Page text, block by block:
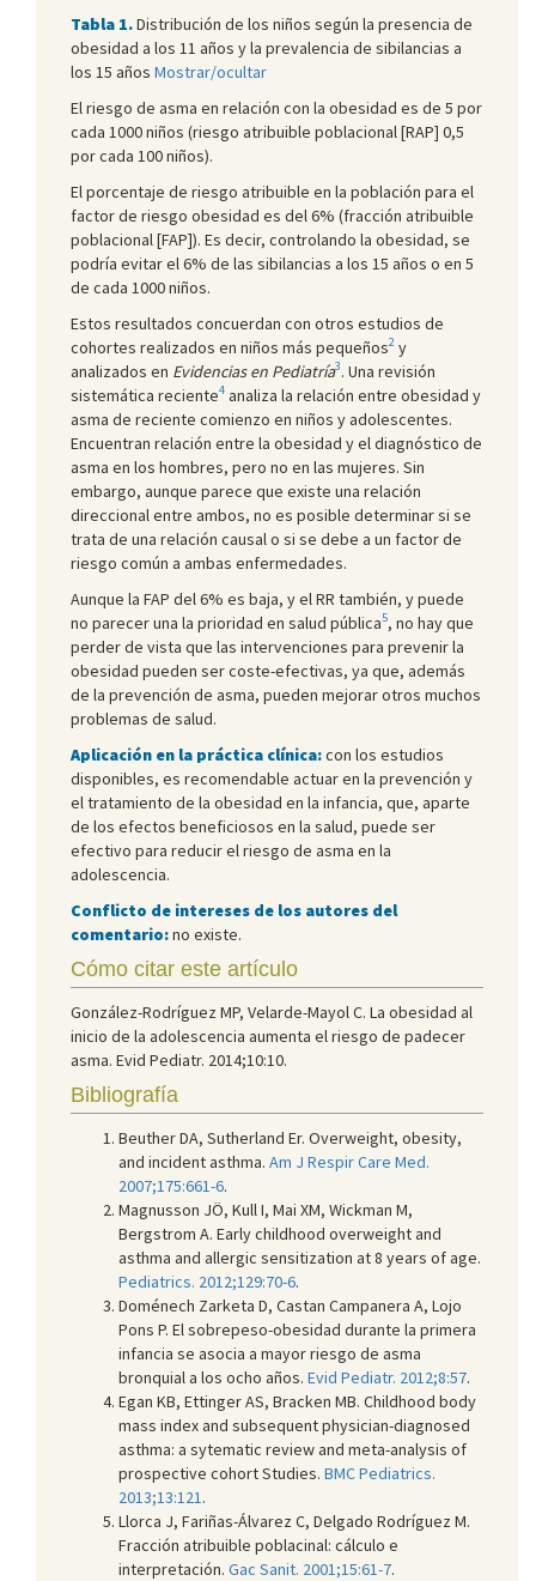
Tabla 1.Distribución de los niños según la presencia de
obesidad a los 11 años y la prevalencia de sibilancias a
los 15 años Mostrar/ocultar
El riesgo de asma en relación con la obesidad es de 5 por
cada 1000 niños (riesgo atribuible poblacional [RAP] 0,5
por cada 100 niños).
El porcentaje de riesgo atribuible en la población para el
factor de riesgo obesidad es del 6% (fracción atribuible
poblacional [FAP]). Es decir, controlando la obesidad, se
podría evitar el 6% de las sibilancias a los 15 años o en 5
de cada 1000 niños.
Estos resultados concuerdan con otros estudios de
cohortes realizados en niños más pequeños2 y
analizados en Evidencias en Pediatría3. Una revisión
sistemática reciente4 analiza la relación entre obesidad y
asma de reciente comienzo en niños y adolescentes.
Encuentran relación entre la obesidad y el diagnóstico de
asma en los hombres, pero no en las mujeres. Sin
embargo, aunque parece que existe una relación
direccional entre ambos, no es posible determinar si se
trata de una relación causal o si se debe a un factor de
riesgo común a ambas enfermedades.
Aunque la FAP del 6% es baja, y el RR también, y puede
no parecer una la prioridad en salud pública5, no hay que
perder de vista que las intervenciones para prevenir la
obesidad pueden ser coste-efectivas, ya que, además
de la prevención de asma, pueden mejorar otros muchos
problemas de salud.
Aplicación en la práctica clínica:con los estudios
disponibles, es recomendable actuar en la prevención y
el tratamiento de la obesidad en la infancia, que, aparte
de los efectos beneficiosos en la salud, puede ser
efectivo para reducir el riesgo de asma en la
adolescencia.
Conflicto de intereses de los autores del
comentario:no existe.
Cómo citar este artículo
González-Rodríguez MP, Velarde-Mayol C. La obesidad al
inicio de la adolescencia aumenta el riesgo de padecer
asma. Evid Pediatr. 2014;10:10.
Bibliografía
Beuther DA, Sutherland Er. Overweight, obesity,
and incident asthma. Am J Respir Care Med.
2007;175:661-6.
Magnusson JÖ, Kull I, Mai XM, Wickman M,
Bergstrom A. Early childhood overweight and
asthma and allergic sensitization at 8 years of age.
Pediatrics. 2012;129:70-6.
Doménech Zarketa D, Castan Campanera A, Lojo
Pons P. El sobrepeso-obesidad durante la primera
infancia se asocia a mayor riesgo de asma
bronquial a los ocho años. Evid Pediatr. 2012;8:57.
Egan KB, Ettinger AS, Bracken MB. Childhood body
mass index and subsequent physician-diagnosed
asthma: a sytematic review and meta-analysis of
prospective cohort Studies. BMC Pediatrics.
2013;13:121 .
Llorca J, Fariñas-Álvarez C, Delgado Rodríguez M.
Fracción atribuible poblacinal: cálculo e
interpretación. Gac Sanit. 2001;15:61-7.